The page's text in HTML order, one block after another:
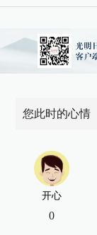
您此时的心情
开心
0